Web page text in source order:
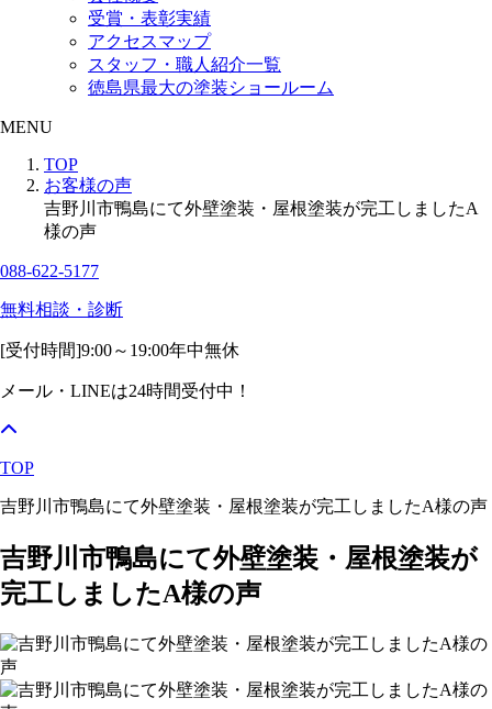
受賞・表彰実績
アクセスマップ
スタッフ・職人紹介一覧
徳島県最大の塗装ショールーム
MENU
TOP
お客様の声
吉野川市鴨島にて外壁塗装・屋根塗装が完工しましたA
様の声
088-622-5177
無料相談・診断
[受付時間]9:00～19:00年中無休
メール・LINEは24時間受付中！
TOP
吉野川市鴨島にて外壁塗装・屋根塗装が完工しましたA様の声
吉野川市鴨島にて外壁塗装・屋根塗装が
完工しましたA様の声